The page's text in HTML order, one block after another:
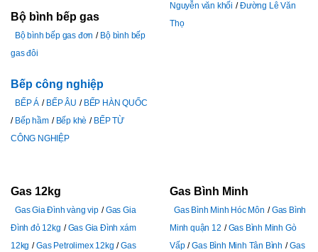
Bộ bình bếp gas
Bộ bình bếp gas đơn
Bộ bình bếp
gas đôi
Bếp công nghiệp
BẾP Á BẾP ÂU
BẾP HÀN QUỐC
Bếp hầm
Bếp khè
BẾP TỪ
CÔNG NGHIỆP
Nguyễn văn khối
Đường Lê Văn
Thọ
Gas 12kg
Gas Gia Đình vàng vip
Gas Gia
Đình đỏ 12kg
Gas Gia Đình xám
12kg
Gas Petrolimex 12kg
Gas
Gas Bình Minh
Gas Bình Minh Hóc Môn
Gas Bình
Minh quận 12
Gas Bình Minh Gò
Vấp
Gas Bình Minh Tân Bình
Gas